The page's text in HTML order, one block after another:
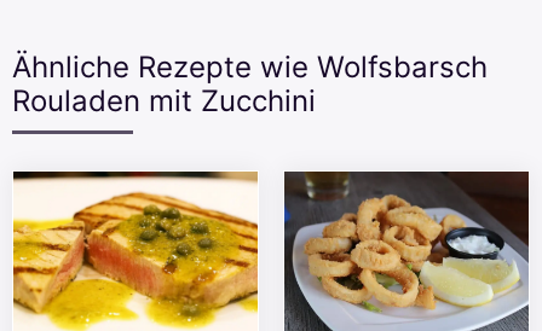
Ähnliche Rezepte wie Wolfsbarsch
Rouladen mit Zucchini